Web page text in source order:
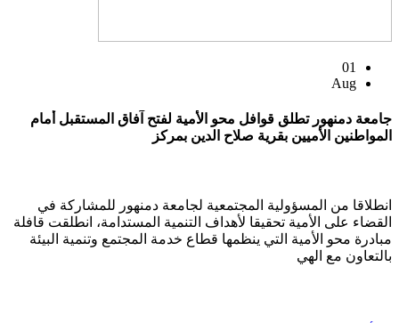
01
Aug
جامعة دمنهور تطلق قوافل محو الأمية لفتح آفاق المستقبل أمام
المواطنين الأميين بقرية صلاح الدين بمركز
انطلاقا من المسؤولية المجتمعية لجامعة دمنهور للمشاركة في
القضاء على الأمية تحقيقا لأهداف التنمية المستدامة، انطلقت قافلة
مبادرة محو الأمية التي ينظمها قطاع خدمة المجتمع وتنمية البيئة
بالتعاون مع الهي